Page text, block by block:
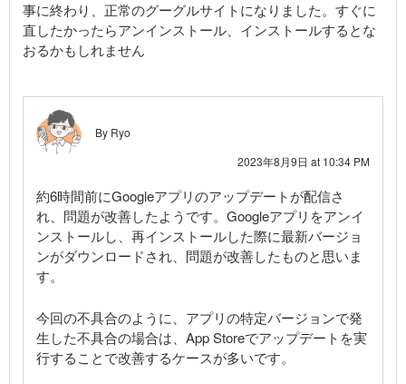
事に終わり、正常のグーグルサイトになりました。すぐに
直したかったらアンインストール、インストールするとな
おるかもしれません
By Ryo
2023年8月9日 at 10:34 PM
約6時間前にGoogleアプリのアップデートが配信さ
れ、問題が改善したようです。Googleアプリをアンイ
ンストールし、再インストールした際に最新バージョ
ンがダウンロードされ、問題が改善したものと思いま
す。
今回の不具合のように、アプリの特定バージョンで発
生した不具合の場合は、App Storeでアップデートを実
行することで改善するケースが多いです。